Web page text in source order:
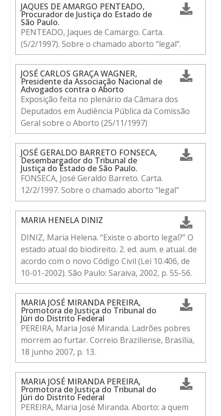
JAQUES DE AMARGO PENTEADO,
Procurador de Justiça do Estado de
São Paulo.
PENTEADO, Jaques de Camargo. Carta.
(5/2/1997). Sobre o chamado aborto “legal”.
JOSÉ CARLOS GRAÇA WAGNER,
Presidente da Associação Nacional de
Advogados contra o Aborto
Exposição feita no plenário da Câmara dos
Deputados em Audiência Pública da Comissão
Geral sobre o Aborto (25/11/1997)
JOSÉ GERALDO BARRETO FONSECA,
Desembargador do Tribunal de
Justiça do Estado de São Paulo.
FONSECA, José Geraldo Barreto. Carta.
12/2/1997. Sobre o chamado aborto “legal”
MARIA HENELA DINIZ
DINIZ, Maria Helena. “Existe o aborto legal?” O
estado atual do biodireito. 2. ed. aum. e atual. de
acordo com o novo Código Civil (Lei 10.406, de
10-01-2002). São Paulo: Saraiva, 2002, p. 55-56.
MARIA JOSÉ MIRANDA PEREIRA,
Promotora de Justiça do Tribunal do
Júri do Distrito Federal
PEREIRA, Maria José Miranda. Ladrões pobres
morrem ao furtar. Correio Braziliense, Brasília,
18 junho 2007, p. 13.
MARIA JOSÉ MIRANDA PEREIRA,
Promotora de Justiça do Tribunal do
Júri do Distrito Federal
PEREIRA, Maria José Miranda. Aborto: a quem